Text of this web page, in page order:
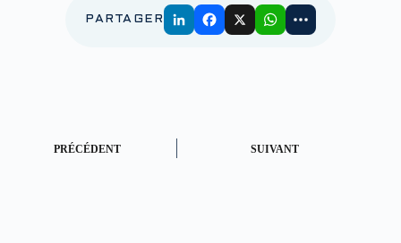
PARTAGER
PRÉCÉDENT SUIVANT